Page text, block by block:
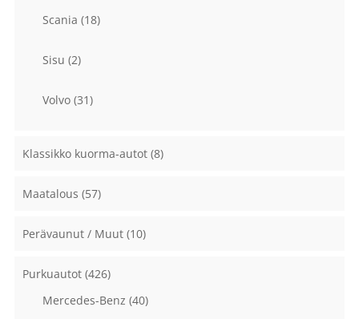
Scania (18)
Sisu (2)
Volvo (31)
Klassikko kuorma-autot (8)
Maatalous (57)
Perävaunut / Muut (10)
Purkuautot (426)
Mercedes-Benz (40)